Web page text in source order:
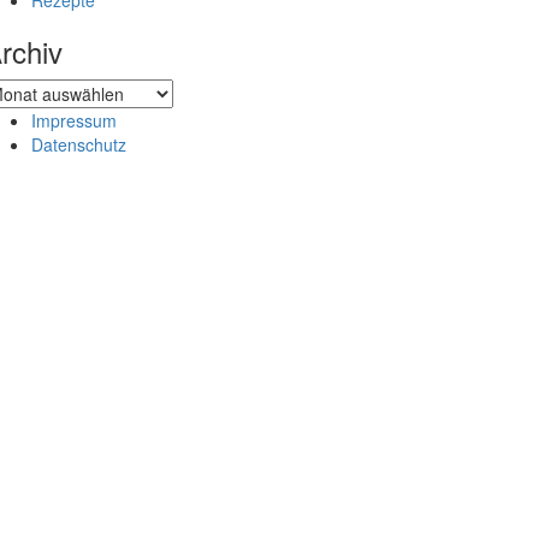
Impressum
Datenschutz